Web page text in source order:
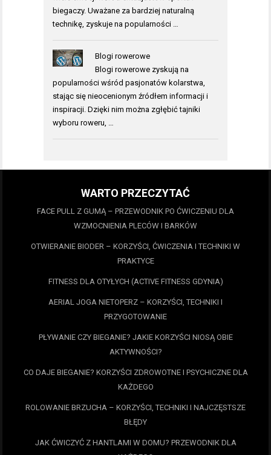
biegaczy. Uważane za bardziej naturalną
technikę, zyskuje na popularności …
Blogi rowerowe
Blogi rowerowe zyskują na
popularności wśród pasjonatów kolarstwa,
stając się nieocenionym źródłem informacji i
inspiracji. Dzięki nim można zgłębić tajniki
wyboru roweru, …
WARTO PRZECZYTAĆ
FACE PULL Z GUMĄ – PRZEWODNIK PO ĆWICZENIU DLA
WZMOCNIENIA PLECÓW I BARKÓW
OTWIERANIE BIODER – KORZYŚCI, ĆWICZENIA I TECHNIKI W
PRAKTYCE
FITNESS DLA OTYŁYCH (ACTIVE FITNESS GDYNIA)
AERIAL JOGA NIETOPERZ – KORZYŚCI, TECHNIKI I
PRZYGOTOWANIE
PŁYWANIE CZY BIEGANIE? JAKIE KORZYŚCI NIOSĄ OBIE
AKTYWNOŚCI?
CO DAJE BIEGANIE? KORZYŚCI ZDROWOTNE I PSYCHICZNE DLA
KAŻDEGO
ROLOWANIE BRZUCHA – KORZYŚCI, TECHNIKI I NAJCZĘSTSZE
BŁĘDY
JAK ĆWICZYĆ Z HANTLAMI W DOMU? PRZEWODNIK DLA